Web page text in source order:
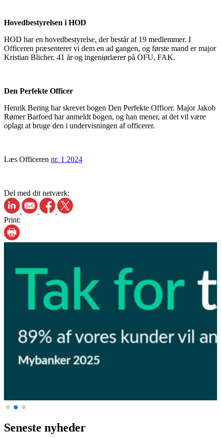
Hovedbestyrelsen i HOD
HOD har en hovedbestyrelse, der består af 19 medlemmer. I
Officeren præsenterer vi dem en ad gangen, og første mand er major
Kristian Blicher. 41 år og ingeniørlærer på OFU, FAK.
Den Perfekte Officer
Henrik Bering har skrevet bogen Den Perfekte Officer. Major Jakob
Rømer Barfoed har anmeldt bogen, og han mener, at det vil være
oplagt at bruge den i undervisningen af officerer.
Læs Officeren nr. 1 2024
Del med dit netværk:
Print:
Seneste nyheder